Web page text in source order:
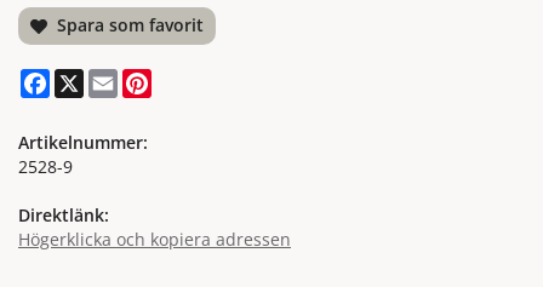
Spara som favorit
Facebook
X Email
Artikelnummer:
2528-9
Direktlänk:
Högerklicka och kopiera adressen